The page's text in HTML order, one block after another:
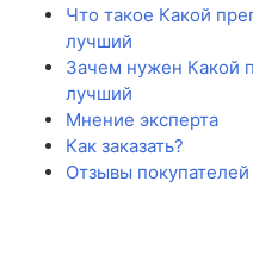
Что такое Какой
лучший
Зачем нужен Какой
лучший
Мнение эксперта
Как заказать?
Отзывы покупателей